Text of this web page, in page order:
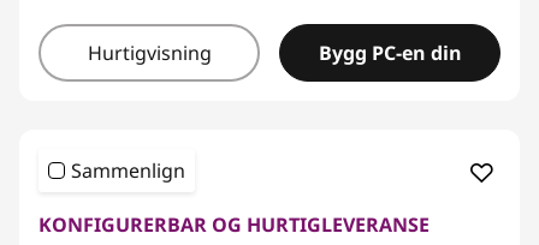
Hurtigvisning Bygg PC-en din
Sammenlign
KONFIGURERBAR OG HURTIGLEVERANSE